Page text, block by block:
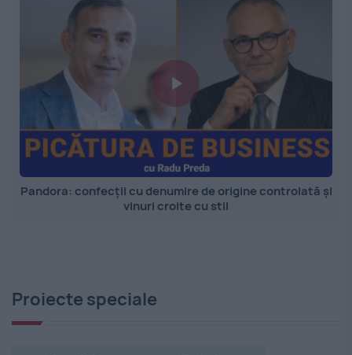
Pandora: confecții cu denumire de origine controlată și
vinuri croite cu stil
Proiecte speciale